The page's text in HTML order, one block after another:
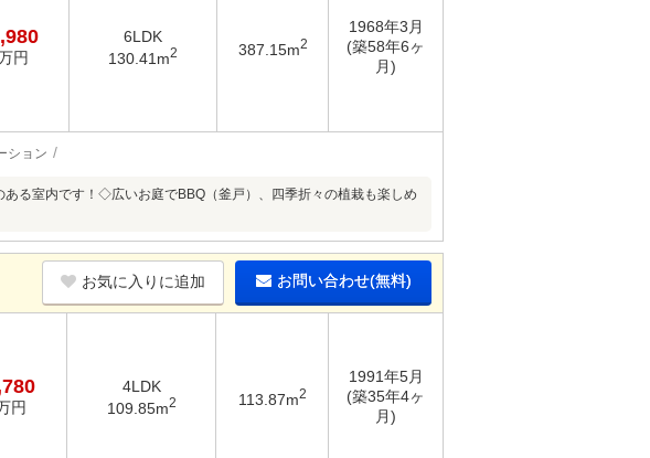
円
6LDK
130.41m2 387.15m2
1968年3月
(築58年6ヶ
月)
ション
る室内です！◇広いお庭でBBQ（釜戸）、四季折々の植栽も楽しめ
お気に入りに追加 お問い合わせ(無料)
円
4LDK
109.85m2 113.87m2
1991年5月
(築35年4ヶ
月)